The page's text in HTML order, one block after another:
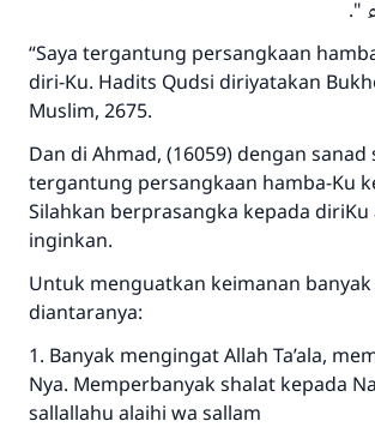
".
“Saya tergantung persangkaan
diri-Ku. Hadits Qudsi diriyatakan
Muslim, 2675.
Dan di Ahmad, (16059) dengan sanad
tergantung persangkaan hamba-Ku
Silahkan berprasangka kepada diriKu
inginkan.
Untuk menguatkan keimanan banyak
diantaranya:
1. Banyak mengingat Allah Ta’ala,
Nya. Memperbanyak shalat kepada
sallallahu alaihi wa sallam